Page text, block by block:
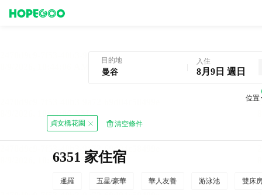
目的地 入住
8月9日 週日
位置
貞女橋花園 清空條件
6351 家住宿
暹羅 五星/豪華 華人友善 游泳池 雙床